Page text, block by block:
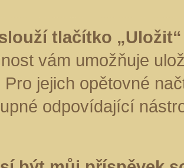
tlačítko
vám umožňuje
Pro jejich opětovné
odpovídající